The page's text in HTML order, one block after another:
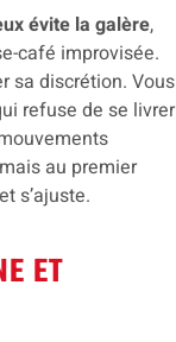
évite la galère,
café improvisée.
sa discrétion. Vous
refuse de se livrer
au premier
s’ajuste.
ET